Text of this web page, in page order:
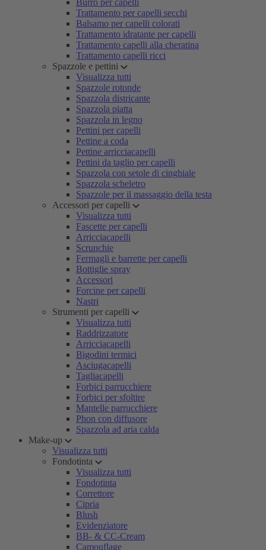
Burro per capelli
Trattamento per capelli secchi
Balsamo per capelli colorati
Trattamento idratante per capelli
Trattamento capelli alla cheratina
Trattamento capelli ricci
Spazzole e pettini
Visualizza tutti
Spazzole rotonde
Spazzola districante
Spazzola piatta
Spazzola in legno
Pettini per capelli
Pettine a coda
Pettine arricciacapelli
Pettini da taglio per capelli
Spazzola con setole di cinghiale
Spazzola scheletro
Spazzole per il massaggio della testa
Accessori per capelli
Visualizza tutti
Fascette per capelli
Arricciacapelli
Scrunchie
Fermagli e barrette per capelli
Bottiglie spray
Accessori
Forcine per capelli
Nastri
Strumenti per capelli
Visualizza tutti
Raddrizzatore
Arricciacapelli
Bigodini termici
Asciugacapelli
Tagliacapelli
Forbici parrucchiere
Forbici per sfoltire
Mantelle parrucchiere
Phon con diffusore
Spazzola ad aria calda
Make-up
Visualizza tutti
Fondotinta
Visualizza tutti
Fondotinta
Correttore
Cipria
Blush
Evidenziatore
BB- & CC-Cream
Camouflage